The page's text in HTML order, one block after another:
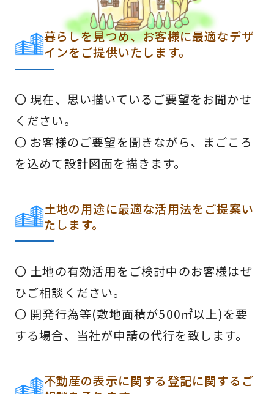
暮らしを見つめ、お客様に最適なデザ
インをご提供いたします。
〇 現在、思い描いているご要望をお聞かせ
ください。
〇 お客様のご要望を聞きながら、まごころ
を込めて設計図面を描きます。
土地の用途に最適な活用法をご提案い
たします。
〇 土地の有効活用をご検討中のお客様はぜ
ひご相談ください。
〇 開発行為等(敷地面積が500㎡以上)を要
する場合、当社が申請の代行を致します。
不動産の表示に関する登記に関するご